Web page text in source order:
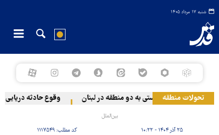
شنبه ۱۷ مرداد ۱۴۰۵
تحولات منطقه
حمله رژیم صهیونیستی به دو منطقه در لبنان وقوع حادثه دریایی
بین‌الملل
۲۵ آذر ۱۴۰۴ - ۱۰:۲۲ کد مطلب: ۱۱۱۷۵۴۹